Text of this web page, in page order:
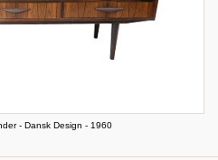
- Dansk Design - 1960